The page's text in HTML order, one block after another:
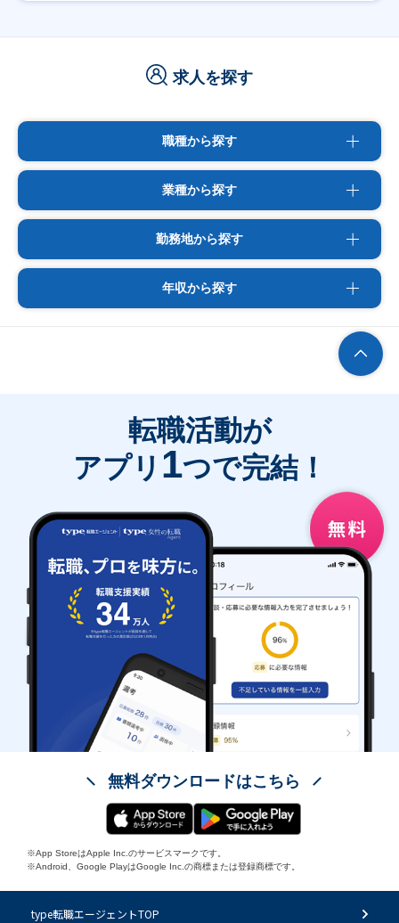
求人を探す
職種から探す
業種から探す
勤務地から探す
年収から探す
転職活動が
アプリ 1つで完結！
無料ダウンロードはこちら
※App StoreはApple Inc.のサービスマークです。
※Android、Google PlayはGoogle Inc.の商標または登録商標です。
type転職エージェントTOP